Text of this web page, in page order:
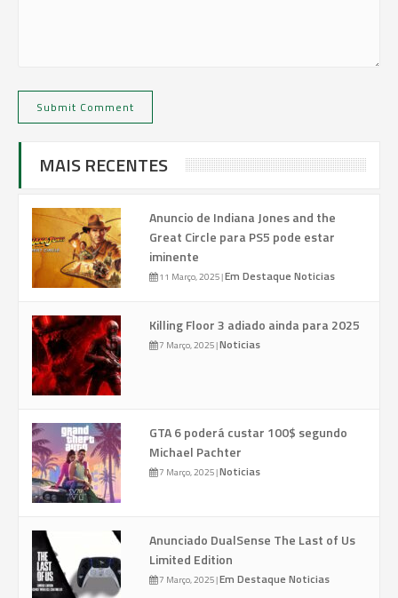
MAIS RECENTES
Anuncio de Indiana Jones and the
Great Circle para PS5 pode estar
iminente
11 Março, 2025|Em Destaque Noticias
Killing Floor 3 adiado ainda para 2025
7 Março, 2025|Noticias
GTA 6 poderá custar 100$ segundo
Michael Pachter
7 Março, 2025|Noticias
Anunciado DualSense The Last of Us
Limited Edition
7 Março, 2025|Em Destaque Noticias